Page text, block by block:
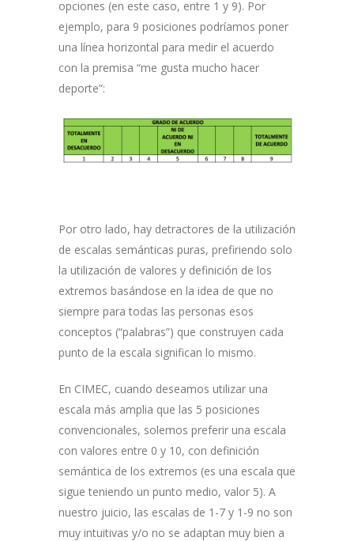
opciones (en este caso, entre 1 y 9). Por
ejemplo, para 9 posiciones podríamos poner
una línea horizontal para medir el acuerdo
con la premisa “me gusta mucho hacer
deporte”:
Por otro lado, hay detractores de la utilización
de escalas semánticas puras, prefiriendo solo
la utilización de valores y definición de los
extremos basándose en la idea de que no
siempre para todas las personas esos
conceptos (“palabras”) que construyen cada
punto de la escala significan lo mismo.
En CIMEC, cuando deseamos utilizar una
escala más amplia que las 5 posiciones
convencionales, solemos preferir una escala
con valores entre 0 y 10, con definición
semántica de los extremos (es una escala que
sigue teniendo un punto medio, valor 5). A
nuestro juicio, las escalas de 1-7 y 1-9 no son
muy intuitivas y/o no se adaptan muy bien a